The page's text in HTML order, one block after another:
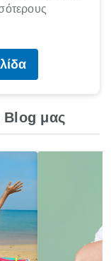
Blog μας